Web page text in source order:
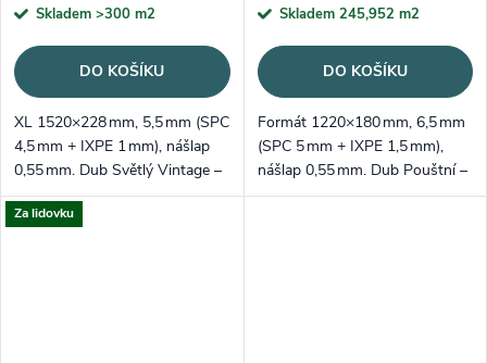
Skladem >300 m2
DO KOŠÍKU
XL 1520×228 mm, 5,5 mm (SPC
4,5 mm + IXPE 1 mm), nášlap
0,55 mm. Dub Světlý Vintage –
světlý rustik s jemnými
prasklinami pro útulný, ale
Skladem 245,952 m2
DO KOŠÍKU
Formát 1220×180 mm, 6,5 mm
(SPC 5 mm + IXPE 1,5 mm),
nášlap 0,55 mm. Dub Pouštní –
teple šedý „greige“ vzhled, tichý
Za lidovku